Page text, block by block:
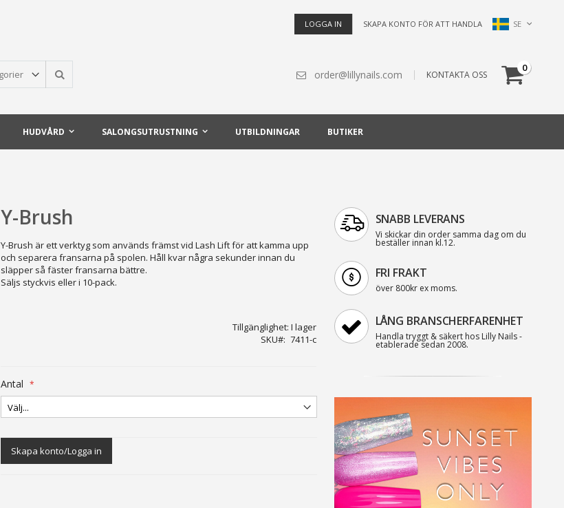
Språk SE
LOGGA IN SKAPA KONTO FÖR ATT HANDLA
Cart
0artiklar
order@lillynails.com KONTAKTA OSS
HUDVÅRD SALONGSUTRUSTNING UTBILDNINGAR BUTIKER
Y-Brush
Y-Brush är ett verktyg som används främst vid Lash Lift för att kamma upp
och separera fransarna på spolen. Håll kvar några sekunder innan du
släpper så fäster fransarna bättre.
Säljs styckvis eller i 10-pack.
Tillgänglighet: I lager
SKU
7411-c
Antal
Skapa konto/Logga in
SNABB LEVERANS
Vi skickar din order samma dag om du
beställer innan kl.12.
FRI FRAKT
över 800kr ex moms.
LÅNG BRANSCHERFARENHET
Handla tryggt & säkert hos Lilly Nails -
etablerade sedan 2008.